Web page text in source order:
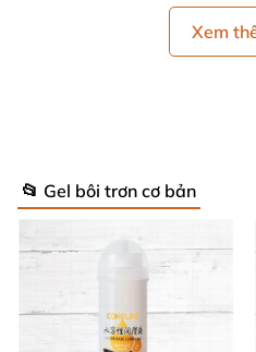
Vẻ Ngoài & Cảm Giác
trắng kem đặc sánh,
thơm gợi cảm – hoàn
đầy hứng khởi.
Công Thức Nước-
Xem
📂 Gel bôi trơn cơ bản